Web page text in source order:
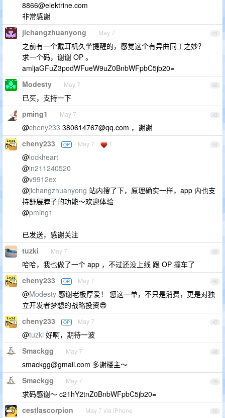
8866@elektrine.com
非常感谢
41
jichangzhuanyong May 7
之前有一个戴耳机久坐提醒的，感觉这个有异曲同工之妙？
求一个码，谢谢 OP 。
amljaGFuZ3podWFueW9uZ0BnbWFpbC5jb20=
42
Modesty May 7
已买，支持一下
43
pming1 May 7
@cheny233 380614767@qq.com ，谢谢
44
cheny233 OP May 7 1
@lockheart
@in211240520
@v9912ex
@jichangzhuanyong 站内搜了下，原理确实一样，app 内也支
持舒展脖子的功能～欢迎体验
@pming1
已发送，感谢关注
45
tuzki May 7
哈哈，我也做了一个 app ，不过还没上线 跟 OP 撞车了
46
cheny233 OP May 7
@Modesty 感谢老板厚爱！ 您这一单，不只是消费，更是对独
立开发者梦想的战略投资😎
47
cheny233 OP May 7
@tuzki 好啊，期待一波
48
Smackgg May 7
smackgg@gmail.com 多谢楼主～
49
Smackgg May 7
求码感谢～ c21hY2tnZ0BnbWFpbC5jb20=
50
cestlascorpion May 7 via iPhone